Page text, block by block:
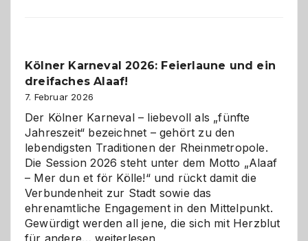
geworden
Kölner Karneval 2026: Feierlaune und ein
dreifaches Alaaf!
7. Februar 2026
Der Kölner Karneval – liebevoll als „fünfte
Jahreszeit“ bezeichnet – gehört zu den
lebendigsten Traditionen der Rheinmetropole.
Die Session 2026 steht unter dem Motto „Alaaf
– Mer dun et för Kölle!“ und rückt damit die
Verbundenheit zur Stadt sowie das
ehrenamtliche Engagement in den Mittelpunkt.
Gewürdigt werden all jene, die sich mit Herzblut
Kölner